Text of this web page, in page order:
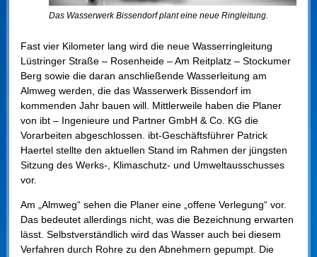
Das Wasserwerk Bissendorf plant eine neue Ringleitung.
Fast vier Kilometer lang wird die neue Wasserringleitung
Lüstringer Straße – Rosenheide – Am Reitplatz – Stockumer
Berg sowie die daran anschließende Wasserleitung am
Almweg werden, die das Wasserwerk Bissendorf im
kommenden Jahr bauen will. Mittlerweile haben die Planer
von ibt – Ingenieure und Partner GmbH & Co. KG die
Vorarbeiten abgeschlossen. ibt-Geschäftsführer Patrick
Haertel stellte den aktuellen Stand im Rahmen der jüngsten
Sitzung des Werks-, Klimaschutz- und Umweltausschusses
vor.
Am „Almweg“ sehen die Planer eine „offene Verlegung“ vor.
Das bedeutet allerdings nicht, was die Bezeichnung erwarten
lässt. Selbstverständlich wird das Wasser auch bei diesem
Verfahren durch Rohre zu den Abnehmern gepumpt. Die